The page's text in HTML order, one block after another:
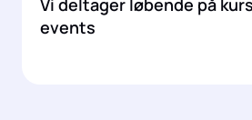
Vi deltager løbende på
events